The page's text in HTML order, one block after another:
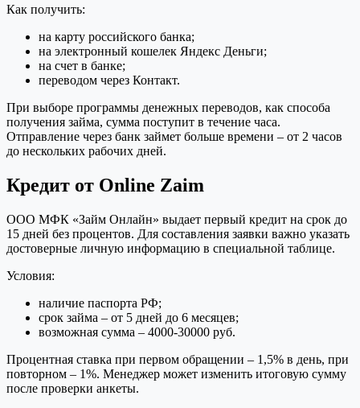
Как получить:
на карту российского банка;
на электронный кошелек Яндекс Деньги;
на счет в банке;
переводом через Контакт.
При выборе программы денежных переводов, как способа
получения займа, сумма поступит в течение часа.
Отправление через банк займет больше времени – от 2 часов
до нескольких рабочих дней.
Кредит от Online Zaim
ООО МФК «Займ Онлайн» выдает первый кредит на срок до
15 дней без процентов. Для составления заявки важно указать
достоверные личную информацию в специальной таблице.
Условия:
наличие паспорта РФ;
срок займа – от 5 дней до 6 месяцев;
возможная сумма – 4000-30000 руб.
Процентная ставка при первом обращении – 1,5% в день, при
повторном – 1%. Менеджер может изменить итоговую сумму
после проверки анкеты.